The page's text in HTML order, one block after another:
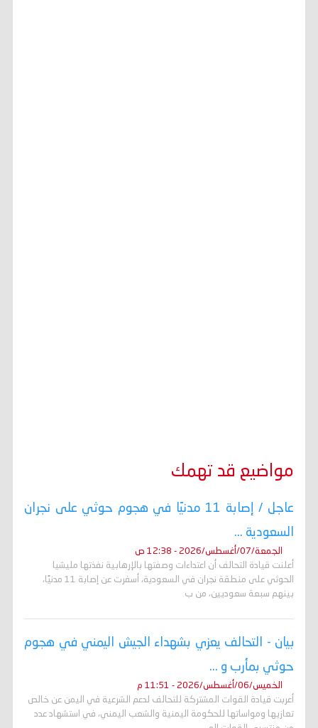
مواضيع قد تهمك
عاجل / إصابة 11 مدنيًا في هجوم حوثي على نجران
السعودية ...
الجمعة/07/أغسطس/2026 - 12:38 ص
أعلنت قيادة التحالف أن اعتداءات وصفتها بالإرهابية نفذتها مليشيا
الحوثي على منطقة نجران في السعودية، أسفرت عن إصابة 11 مدنيًا،
بينهم سبعة سعوديين، من ب
بيان - التحالف يعزي بشهداء الجيش اليمني في هجوم
حوثي بمأرب و ...
الخميس/06/أغسطس/2026 - 11:51 م
أعربت قيادة القوات المشتركة للتحالف لدعم الشرعية في اليمن عن خالص
تعازيها ومواساتها للحكومة اليمنية والشعب اليمني، في استشهاد عدد